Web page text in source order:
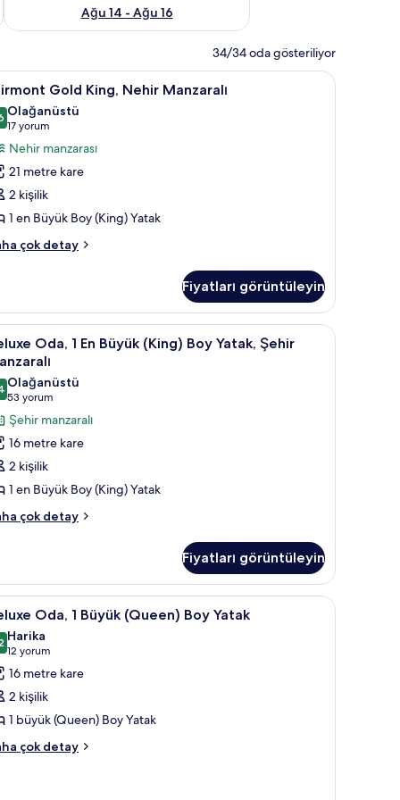
Ağu 14 - Ağu 16
34/34 oda gösteriliyor
yüzeyli yatak, minibar Kaliteli yatak takımı, kuştüyü yorgan, yastık
5 Gold King, Nehir Manzaralı
/ 10
Olağanüstü
17 yorum
(17
yorum)
Nehir manzarası
21 metre kare
2 kişilik
1 en Büyük Boy (King) Yatak
çok detay
Fiyatları görüntüleyin
yüzeyli yatak, minibar Kaliteli yatak takımı, kuştüyü yorgan, yastık
9
Oda, 1 En Büyük (King) Boy Yatak, Şehir
/ 10
Olağanüstü
53 yorum
(53
yorum)
Şehir manzaralı
16 metre kare
2 kişilik
1 en Büyük Boy (King) Yatak
çok detay
Fiyatları görüntüleyin
yorgan, yastık yüzeyli yatak, minibarKaliteli yatak takımı, kuştüyü yorgan, yastık
7 Oda, 1 Büyük (Queen) Boy Yatak
/ 10
Harika
12 yorum
(12
yorum)
16 metre kare
2 kişilik
1 büyük (Queen) Boy Yatak
çok detay